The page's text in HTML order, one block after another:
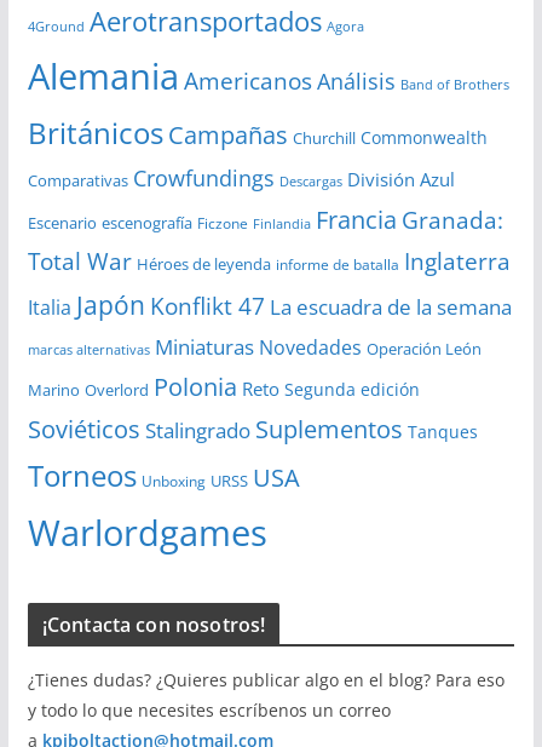
v
s
4Ground Aerotransportados Agora
Alemania AmericanosAnálisis Band of Brothers
BritánicosCampañas Churchill Commonwealth
Comparativas Crowfundings Descargas División Azul
Escenario escenografía Ficzone Finlandia Francia Granada:
Total War Héroes de leyenda informe de batalla Inglaterra
Italia Japón Konflikt 47 La escuadra de la semana
marcas alternativas Miniaturas Novedades Operación León
Marino Overlord Polonia Reto Segunda edición
Soviéticos Stalingrado Suplementos Tanques
Torneos Unboxing URSS USA
Warlordgames
¡Contacta con nosotros!
¿Tienes dudas? ¿Quieres publicar algo en el blog? Para eso
y todo lo que necesites escríbenos un correo
a kpiboltaction@hotmail.com